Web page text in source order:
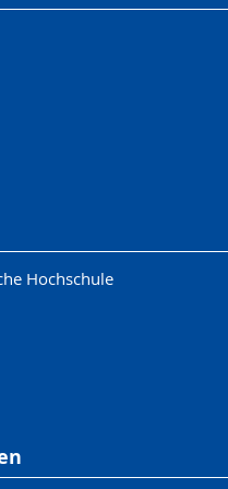
können ihre
Projekte sowohl
entsprechenden Daten
ergänzen.
Hochschule